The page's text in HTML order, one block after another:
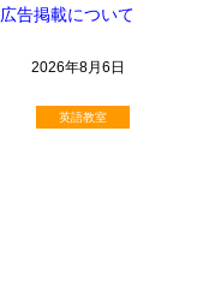
広告掲載について
2026年8月6日
英語教室